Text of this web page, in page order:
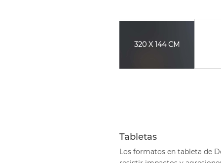
320 X 144 CM
Tabletas
Los formatos en tableta de